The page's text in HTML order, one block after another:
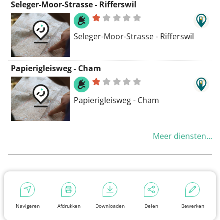
Navigeren Afdrukken Downloaden Delen Bewerken
Seleger-Moor-Strasse - Rifferswil
Seleger-Moor-Strasse - Rifferswil
Papierigleisweg - Cham
Papierigleisweg - Cham
Meer diensten...